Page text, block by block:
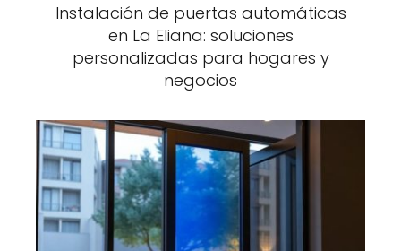
Instalación de puertas automáticas
en La Eliana: soluciones
personalizadas para hogares y
negocios